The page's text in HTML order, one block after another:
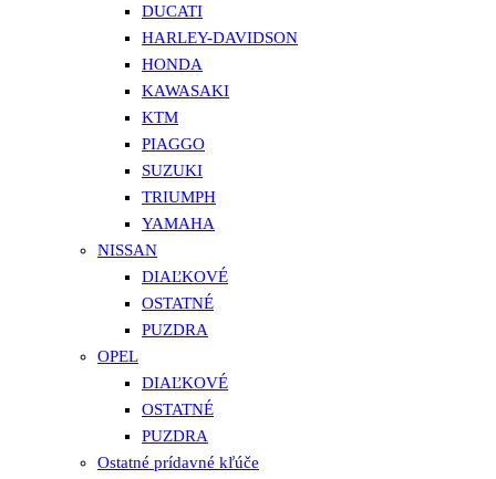
DUCATI
HARLEY-DAVIDSON
HONDA
KAWASAKI
KTM
PIAGGO
SUZUKI
TRIUMPH
YAMAHA
NISSAN
DIAĽKOVÉ
OSTATNÉ
PUZDRA
OPEL
DIAĽKOVÉ
OSTATNÉ
PUZDRA
Ostatné prídavné kľúče